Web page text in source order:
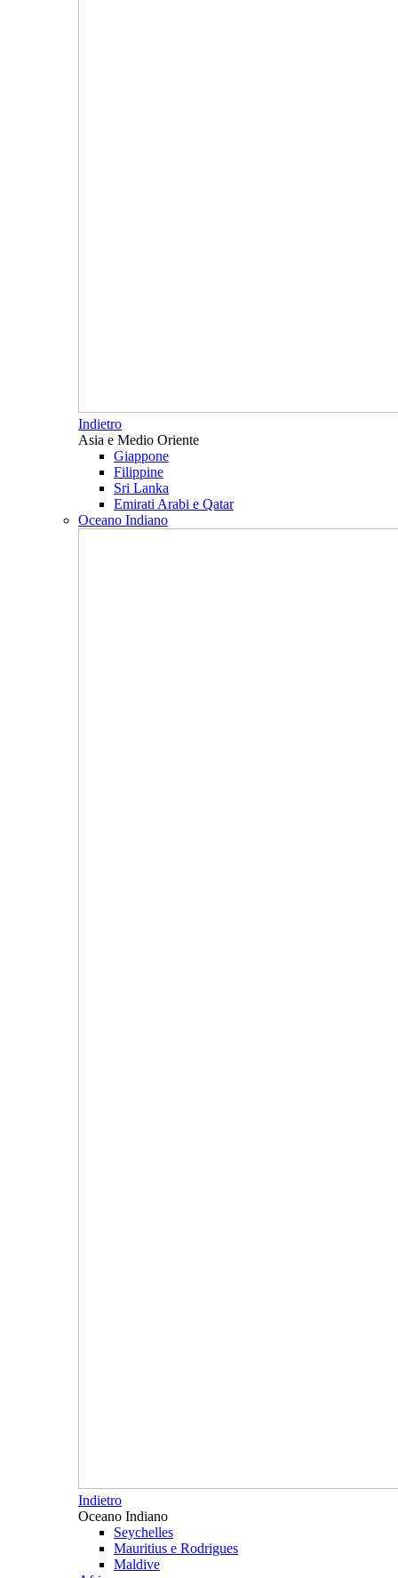
Indietro
Asia e Medio Oriente
Giappone
Filippine
Sri Lanka
Emirati Arabi e Qatar
Oceano Indiano
Indietro
Oceano Indiano
Seychelles
Mauritius e Rodrigues
Maldive